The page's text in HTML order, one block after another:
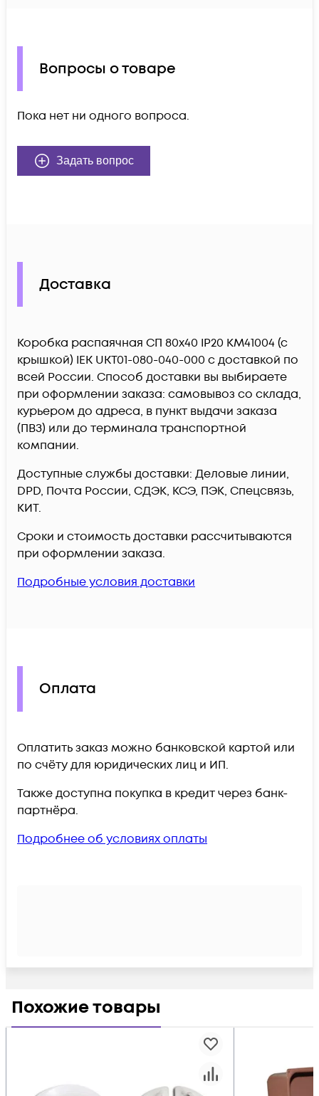
Вопросы о товаре
Пока нет ни одного вопроса.
Задать вопрос
Доставка
Коробка распаячная СП 80х40 IP20 КМ41004 (с
крышкой) IEK UKT01-080-040-000 c доставкой по
всей России. Способ доставки вы выбираете
при оформлении заказа: самовывоз со склада,
курьером до адреса, в пункт выдачи заказа
(ПВЗ) или до терминала транспортной
компании.
Доступные службы доставки: Деловые линии,
DPD, Почта России, СДЭК, КСЭ, ПЭК, Спецсвязь,
КИТ.
Сроки и стоимость доставки рассчитываются
при оформлении заказа.
Подробные условия доставки
Оплата
Оплатить заказ можно банковской картой или
по счёту для юридических лиц и ИП.
Также доступна покупка в кредит через банк-
партнёра.
Подробнее об условиях оплаты
Похожие товары